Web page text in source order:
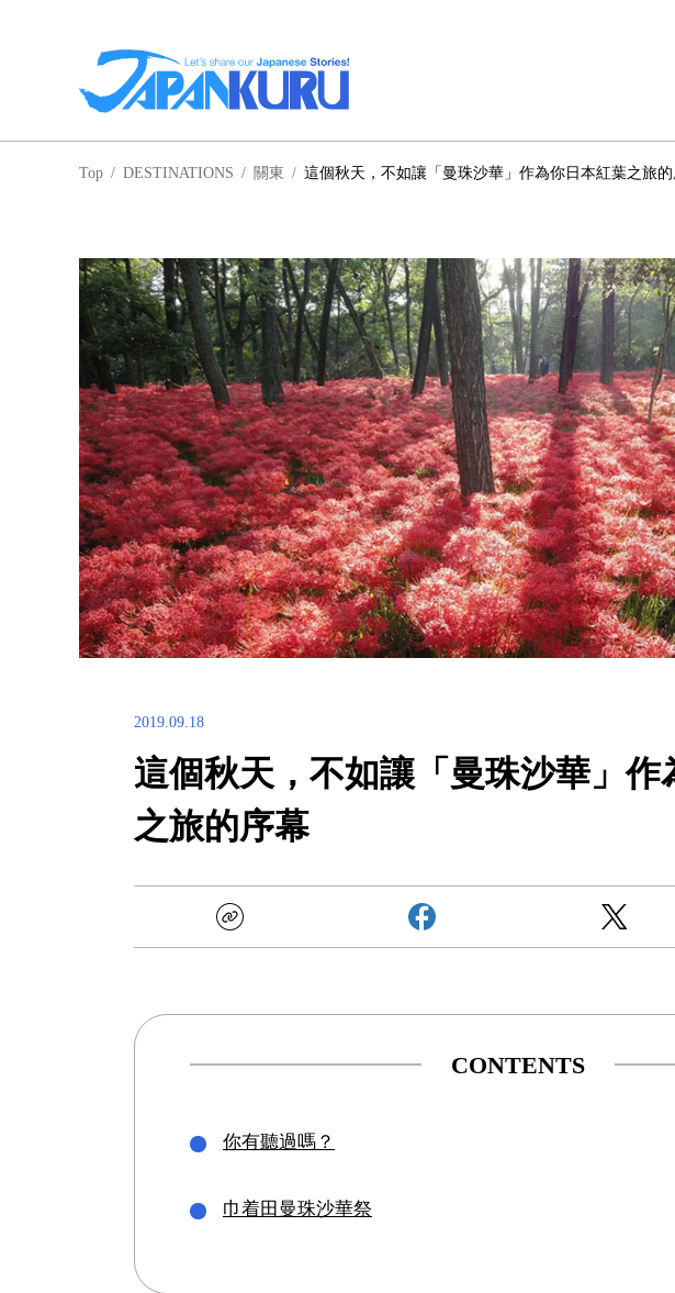
北海道 購物
Top / DESTINATIONS / 關東 / 這個秋天，不如讓「曼珠沙華」作為你日本紅葉之旅的
2019.09.18
這個秋天，不如讓「曼珠沙華」作
之旅的序幕
CONTENTS
你有聽過嗎？
巾着田曼珠沙華祭